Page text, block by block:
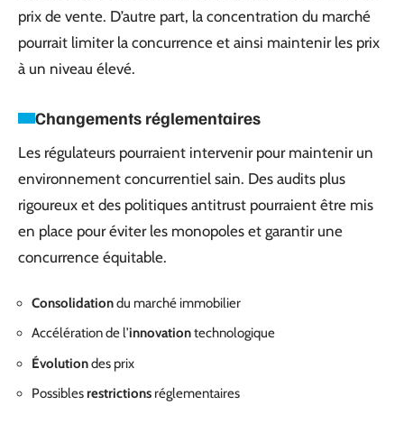
prix de vente. D’autre part, la concentration du marché
pourrait limiter la concurrence et ainsi maintenir les prix
à un niveau élevé.
Changements réglementaires
Les régulateurs pourraient intervenir pour maintenir un
environnement concurrentiel sain. Des audits plus
rigoureux et des politiques antitrust pourraient être mis
en place pour éviter les monopoles et garantir une
concurrence équitable.
Consolidationdu marché immobilier
Accélération de l’innovationtechnologique
Évolutiondes prix
Possiblesrestrictions réglementaires